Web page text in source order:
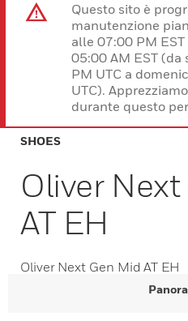
Questo sito è
manutenzione
alle 07:00 PM
05:00 AM EST
PM UTC a
UTC).
durante questo
SHOES
Oliver
AT EH
Oliver Next Gen Mid AT EH